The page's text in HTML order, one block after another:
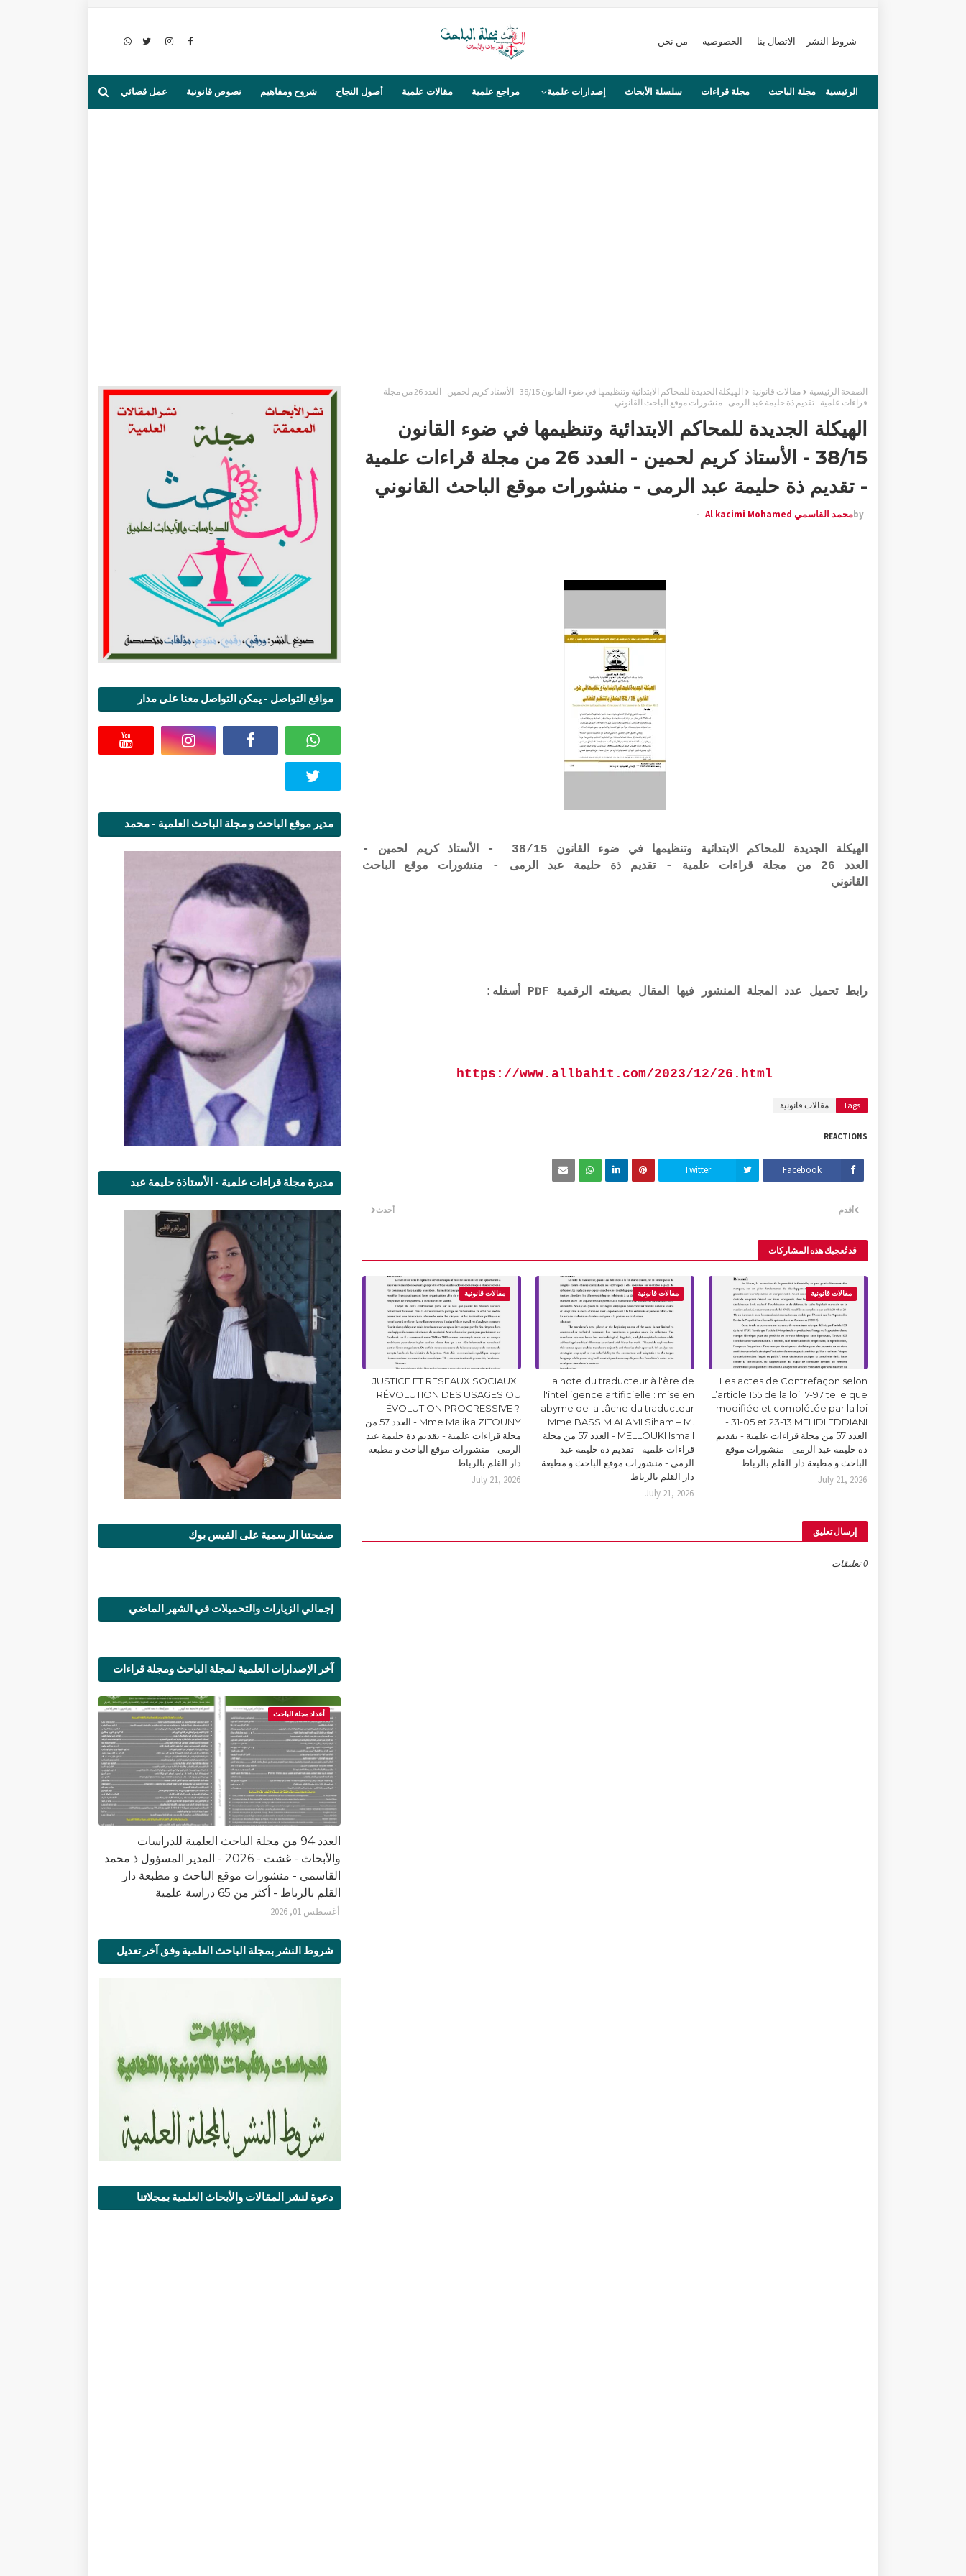
شروط النشر الاتصال بنا الخصوصية من نحن
الرئيسية مجلة الباحث مجلة قراءات سلسلة الأبحاث إصدارات علمية مراجع علمية مقالات علمية أصول النجاح شروح ومفاهيم نصوص قانونية عمل قضائي
الصفحة الرئيسية مقالات قانونية
الهيكلة الجديدة للمحاكم الابتدائية وتنظيمها في ضوء القانون 38/15 - الأستاذ كريم لحمين - العدد 26 من مجلة
قراءات علمية - تقديم ذة حليمة عبد الرمى - منشورات موقع الباحث القانوني
الهيكلة الجديدة للمحاكم الابتدائية وتنظيمها في ضوء القانون
38/15 - الأستاذ كريم لحمين - العدد 26 من مجلة قراءات علمية
- تقديم ذة حليمة عبد الرمى - منشورات موقع الباحث القانوني
byمحمد القاسمي Al kacimi Mohamed
الهيكلة الجديدة للمحاكم الابتدائية وتنظيمها في ضوء القانون 38/15 - الأستاذ كريم لحمين -
العدد 26 من مجلة قراءات علمية - تقديم ذة حليمة عبد الرمى - منشورات موقع الباحث
القانوني
رابط تحميل عدد المجلة المنشور فيها المقال بصيغته الرقمية PDF أسفله:
https://www.allbahit.com/2023/12/26.html
Tags مقالات قانونية
REACTIONS
Facebook
Twitter
أحدث أقدم
قد تُعجبك هذه المشاركات
مقالات قانونية
Les actes de Contrefaçon selon
L’article 155 de la loi 17-97 telle que
modifiée et complétée par la loi
31-05 et 23-13 MEHDI EDDIANI -
العدد 57 من مجلة قراءات علمية - تقديم
ذة حليمة عبد الرمى - منشورات موقع
الباحث و مطبعة دار القلم بالرباط
July 21, 2026
مقالات قانونية
La note du traducteur à l'ère de
l'intelligence artificielle : mise en
abyme de la tâche du traducteur
Mme BASSIM ALAMI Siham – M.
MELLOUKI Ismail - العدد 57 من مجلة
قراءات علمية - تقديم ذة حليمة عبد
الرمى - منشورات موقع الباحث و مطبعة
دار القلم بالرباط
July 21, 2026
مقالات قانونية
JUSTICE ET RESEAUX SOCIAUX :
RÉVOLUTION DES USAGES OU
ÉVOLUTION PROGRESSIVE ?.
Mme Malika ZITOUNY - العدد 57 من
مجلة قراءات علمية - تقديم ذة حليمة عبد
الرمى - منشورات موقع الباحث و مطبعة
دار القلم بالرباط
July 21, 2026
إرسال تعليق
0 تعليقات
مواقع التواصل - يمكن التواصل معنا على مدار
مدير موقع الباحث و مجلة الباحث العلمية - محمد
مديرة مجلة قراءات علمية - الأستاذة حليمة عبد
صفحتنا الرسمية على الفيس بوك
إجمالي الزيارات والتحميلات في الشهر الماضي
آخر الإصدارات العلمية لمجلة الباحث ومجلة قراءات
أعداد مجلة الباحث
العدد 94 من مجلة الباحث العلمية للدراسات
والأبحاث - غشت - 2026 - المدير المسؤول ذ محمد
القاسمي - منشورات موقع الباحث و مطبعة دار
القلم بالرباط - أكثر من 65 دراسة علمية
أغسطس 01, 2026
شروط النشر بمجلة الباحث العلمية وفق آخر تعديل
دعوة لنشر المقالات والأبحاث العلمية بمجلاتنا